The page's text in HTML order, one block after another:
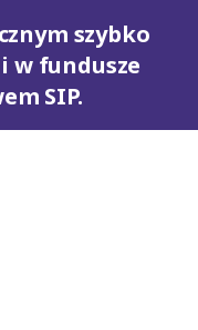
szybko
w fundusze
SIP.